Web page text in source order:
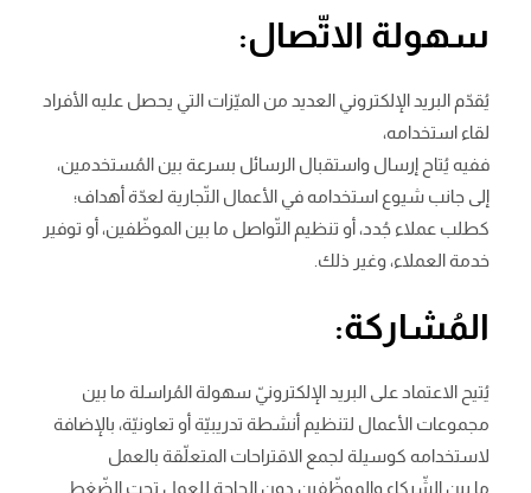
سهولة الاتّصال:
يُقدّم البريد الإلكتروني العديد من الميّزات التي يحصل عليه الأفراد
لقاء استخدامه،
ففيه يُتاح إرسال واستقبال الرسائل بسرعة بين المُستخدمين،
إلى جانب شيوع استخدامه في الأعمال التّجارية لعدّة أهداف؛
كطلب عملاء جُدد، أو تنظيم التّواصل ما بين الموظّفين، أو توفير
خدمة العملاء، وغير ذلك.
المُشاركة:
يُتيح الاعتماد على البريد الإلكترونيّ سهولة المُراسلة ما بين
مجموعات الأعمال لتنظيم أنشطة تدريبيّة أو تعاونيّة، بالإضافة
لاستخدامه كوسيلة لجمع الاقتراحات المتعلّقة بالعمل
ما بين الشّركاء والموظّفين دون الحاجة للعمل تحت الضّغط